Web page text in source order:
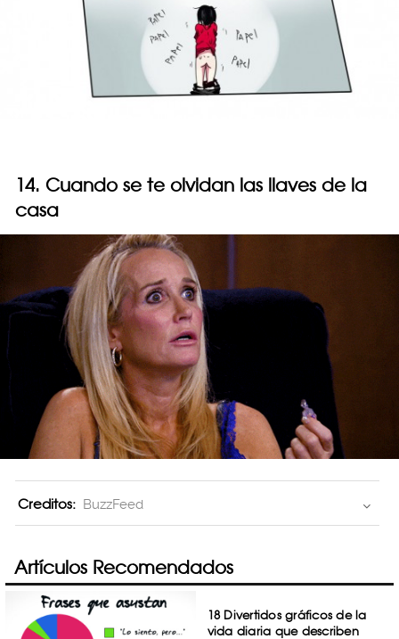
14. Cuando se te olvidan las llaves de la
casa
Creditos: BuzzFeed
Artículos Recomendados
18 Divertidos gráficos de la
vida diaria que describen